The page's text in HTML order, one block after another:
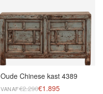
Oude Chinese kast 4389
VANAF€2.290€1.895